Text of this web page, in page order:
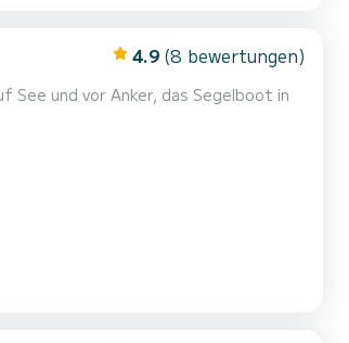
4.9 (8 bewertungen)